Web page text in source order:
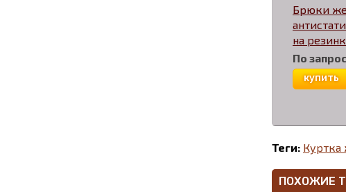
Брюки
на
По
купить
Теги: Куртка
ПОХОЖИЕ